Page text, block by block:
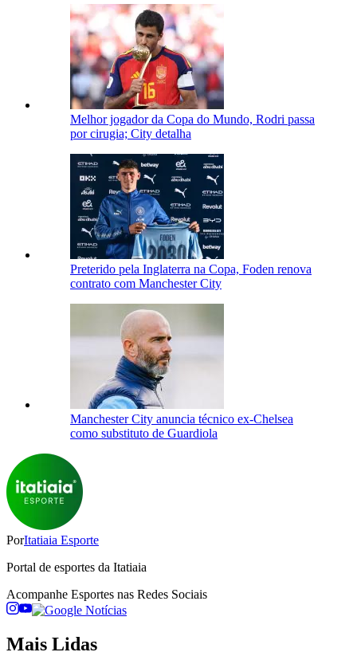
Melhor jogador da Copa do Mundo, Rodri passa
por cirugia; City detalha
Preterido pela Inglaterra na Copa, Foden renova
contrato com Manchester City
Manchester City anuncia técnico ex-Chelsea
como substituto de Guardiola
PorItatiaia Esporte
Portal de esportes da Itatiaia
Acompanhe Esportes nas Redes Sociais
Mais Lidas